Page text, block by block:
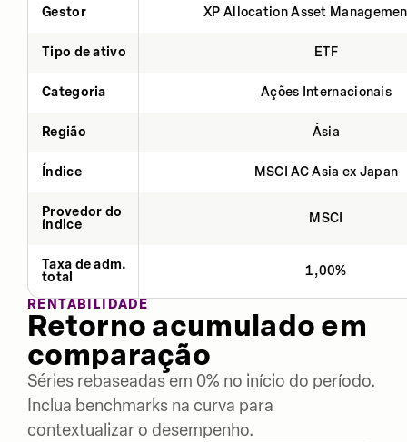
Gestor XP Allocation Asset
Tipo de ativo ETF
Categoria Ações Internacionais
Região Ásia
Índice MSCI AC Asia ex Japan
Provedor do
índice
MSCI
Taxa de adm.
total
1,00%
RENTABILIDADE
Retorno acumulado em
comparação
Séries rebaseadas em 0% no início do período.
Inclua benchmarks na curva para
contextualizar o desempenho.